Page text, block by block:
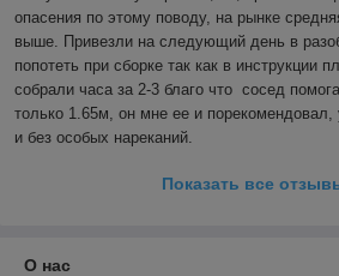
опасения по этому поводу, на рынке
выше. Привезли на следующий день в
попотеть при сборке так как в инструкции
собрали часа за 2-3 благо что  сосед
только 1.65м, он мне ее и порекомендовал,
и без особых нареканий.
Показать все
О нас